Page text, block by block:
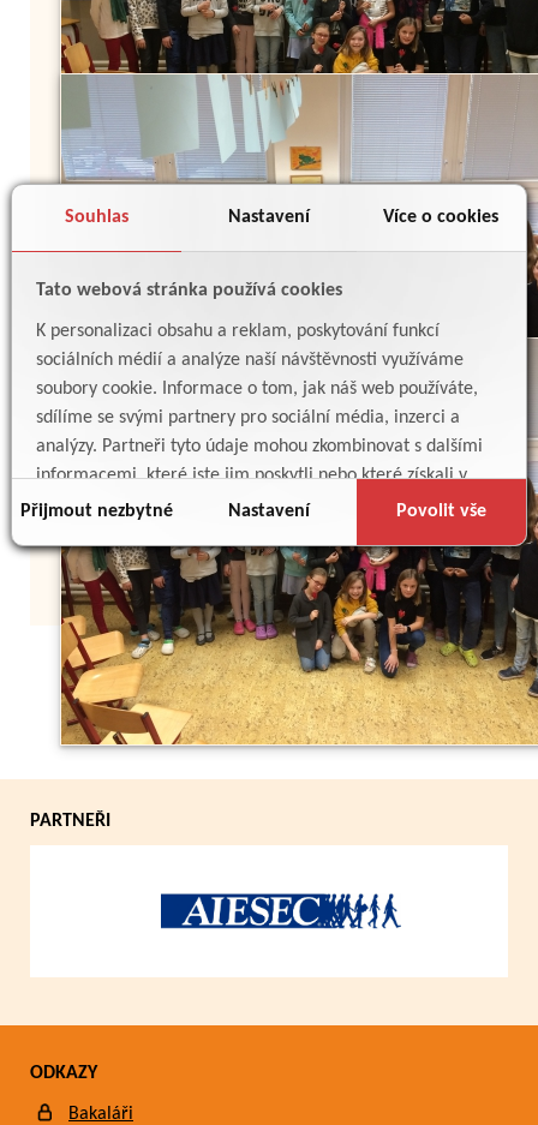
Souhlas Nastavení Více o cookies
Tato webová stránka používá cookies
K personalizaci obsahu a reklam, poskytování funkcí
sociálních médií a analýze naší návštěvnosti využíváme
soubory cookie. Informace o tom, jak náš web používáte,
sdílíme se svými partnery pro sociální média, inzerci a
analýzy. Partneři tyto údaje mohou zkombinovat s dalšími
informacemi, které jste jim poskytli nebo které získali v
důsledku toho, že používáte jejich služby.
Přijmout nezbytné Nastavení Povolit vše
Zpět
PARTNEŘI
ODKAZY
Bakaláři